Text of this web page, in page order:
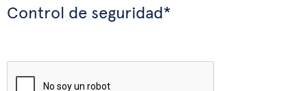
Control de seguridad*